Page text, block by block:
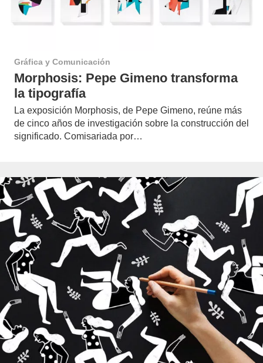
Gráfica y Comunicación
Morphosis: Pepe Gimeno transforma
la tipografía
La exposición Morphosis, de Pepe Gimeno, reúne más
de cinco años de investigación sobre la construcción del
significado. Comisariada por…